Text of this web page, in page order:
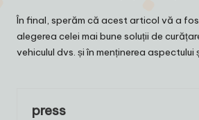
În final, sperăm că acest articol vă a
alegerea celei mai bune soluții de
vehiculul dvs. și în menținerea
press